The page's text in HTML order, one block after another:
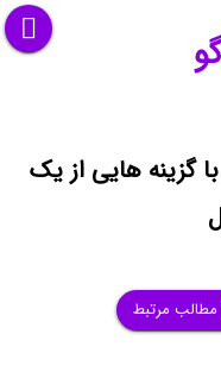
هایی از یک
مطالب مرتبط